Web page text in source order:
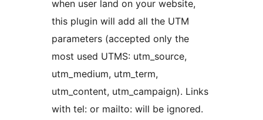
when user land on your website,
this plugin will add all the UTM
parameters (accepted only the
most used UTMS: utm_source,
utm_medium, utm_term,
utm_content, utm_campaign). Links
with tel: or mailto: will be ignored.